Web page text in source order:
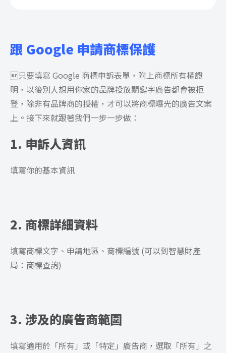
跟 Google 申請商標保護
只要填寫 Google 商標申訴表單，附上商標所有權證
明，以後別人想用你家的品牌投放關鍵字廣告都會被拒
登，除非有品牌商的授權，才可以將商標曝光的廣告文案
上。接下來就跟著我們一步一步做：
1. 申訴人資訊
填寫你的基本資訊
2. 商標詳細資料
填寫商標文字、申請地區、商標編號 (可以到智慧財產
局： 商標查詢)
3. 涉及的廣告商範圍
填寫適用於「所有」或「特定」廣告商，選取「所有」之